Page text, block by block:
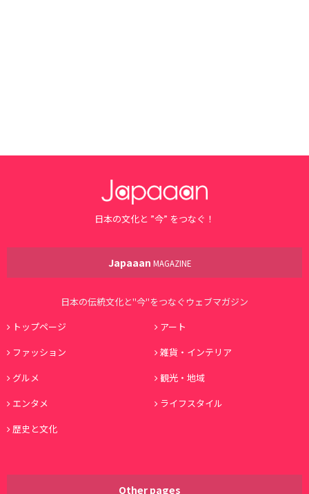
日本の文化と ”今” をつなぐ！
Japaaan MAGAZINE
日本の伝統文化と"今"をつなぐウェブマガジン
トップページ
アート
ファッション
雑貨・インテリア
グルメ
観光・地域
エンタメ
ライフスタイル
歴史と文化
Other pages